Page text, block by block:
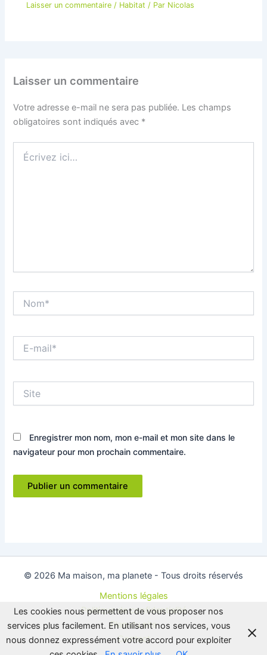
Laisser un commentaire / Habitat / Par Nicolas
Laisser un commentaire
Votre adresse e-mail ne sera pas publiée. Les champs
obligatoires sont indiqués avec *
ici…
mail*
Enregistrer mon nom, mon e-mail et mon site dans le
navigateur pour mon prochain commentaire.
© 2026 Ma maison, ma planete - Tous droits réservés
Mentions légales
Politique de confidentialité
Plan du site
Contact
Les cookies nous permettent de vous proposer nos
services plus facilement. En utilisant nos services, vous
nous donnez expressément votre accord pour exploiter